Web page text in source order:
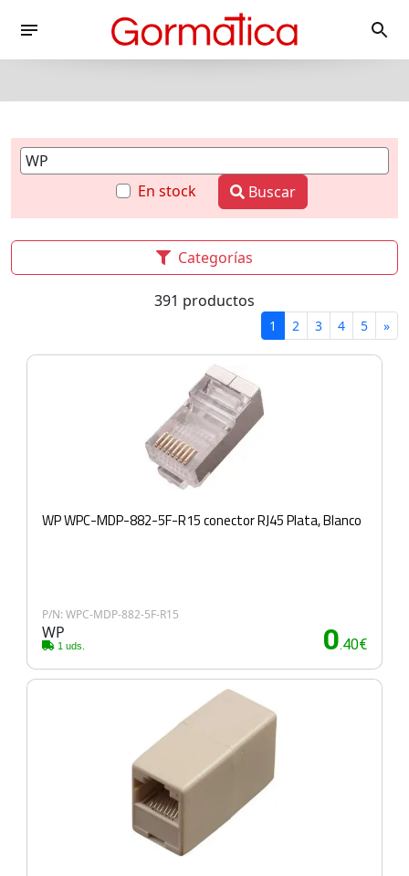
En stock Buscar
Categorías
391 productos
1 2 3 4 5 »
WP WPC-MDP-882-5F-R15 conector RJ45 Plata, Blanco
P/N: WPC-MDP-882-5F-R15
WP
1 uds. 0.40€